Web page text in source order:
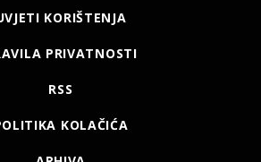
KORIŠTENJA
PRIVATNOSTI
RSS
KOLAČIĆA